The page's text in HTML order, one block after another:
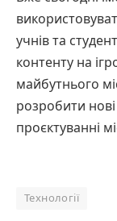
учнів та
контенту на
майбутнього
розробити
проєктуванні
Технології